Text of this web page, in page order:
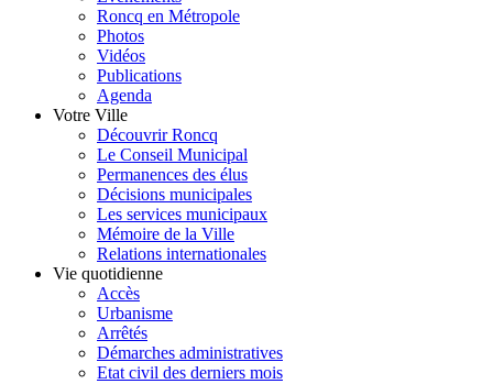
Roncq en Métropole
Photos
Vidéos
Publications
Agenda
Votre Ville
Découvrir Roncq
Le Conseil Municipal
Permanences des élus
Décisions municipales
Les services municipaux
Mémoire de la Ville
Relations internationales
Vie quotidienne
Accès
Urbanisme
Arrêtés
Démarches administratives
Etat civil des derniers mois